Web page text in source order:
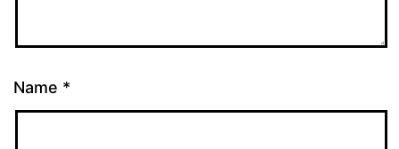
Name *